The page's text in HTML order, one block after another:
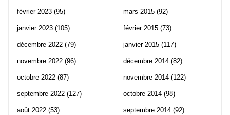
février 2023 (95)
janvier 2023 (105)
décembre 2022 (79)
novembre 2022 (96)
octobre 2022 (87)
septembre 2022 (127)
août 2022 (53)
mars 2015 (92)
février 2015 (73)
janvier 2015 (117)
décembre 2014 (82)
novembre 2014 (122)
octobre 2014 (98)
septembre 2014 (92)